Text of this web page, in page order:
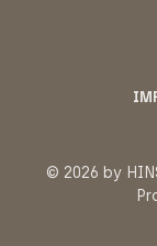
© 2026 by